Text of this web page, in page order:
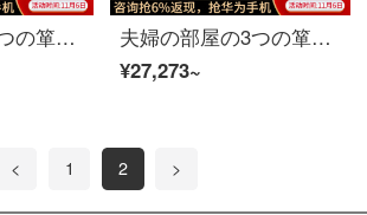
夫婦の部屋の3つの箪笥の現代簡単な収納棚寝室の家具の青い航海箪笥
夫婦の部屋の3つの箪笥の現代簡単な収納棚寝室の家具ピンクのクラウンの箪笥
¥27,273~
< 1 2 >